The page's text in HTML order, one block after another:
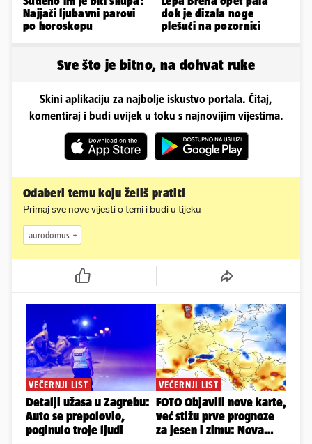
Najjači ljubavni parovi
po horoskopu
dok je dizala noge
plešući na pozornici
Sve što je bitno, na dohvat ruke
Skini aplikaciju za najbolje iskustvo portala. Čitaj,
komentiraj i budi uvijek u toku s najnovijim vijestima.
Odaberi temu koju želiš pratiti
Primaj sve nove vijesti o temi i budi u tijeku
aurodomus